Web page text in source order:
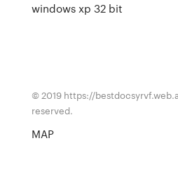
windows xp 32 bit
© 2019 https://
reserved.
MAP